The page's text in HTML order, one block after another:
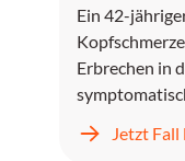
Ein 42-
Erbrechen in
kehrt jedoch
unstillbarem
Jetzt Fall